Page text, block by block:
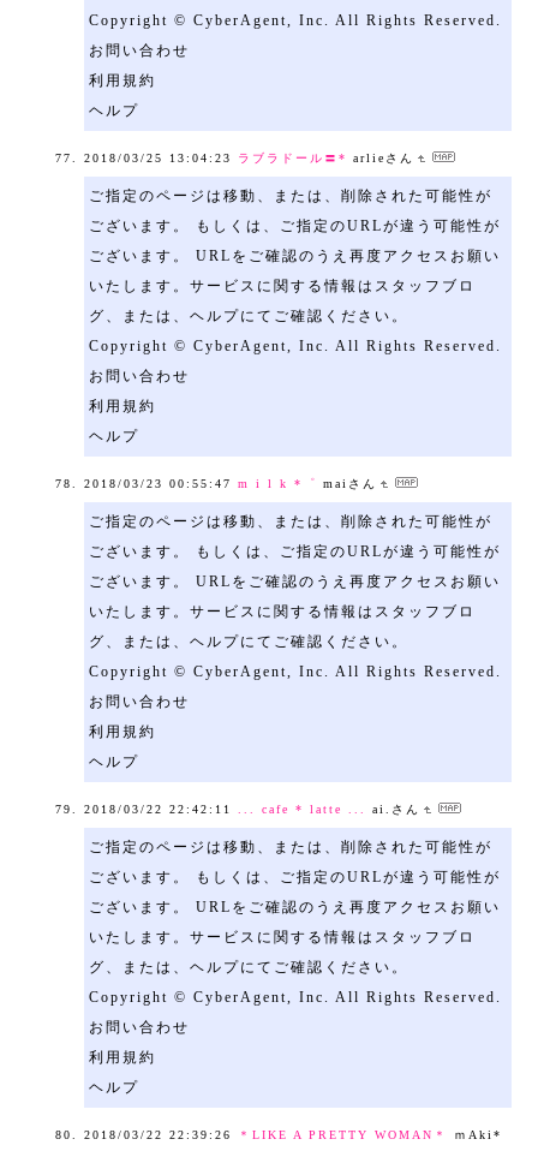
Copyright © CyberAgent, Inc. All Rights Reserved.
お問い合わせ
利用規約
ヘルプ
2018/03/25 13:04:23 ラブラドール〓* arlieさん
ご指定のページは移動、または、削除された可能性が
ございます。 もしくは、ご指定のURLが違う可能性が
ございます。 URLをご確認のうえ再度アクセスお願い
いたします。サービスに関する情報はスタッフブロ
グ、または、ヘルプにてご確認ください。
Copyright © CyberAgent, Inc. All Rights Reserved.
お問い合わせ
利用規約
ヘルプ
2018/03/23 00:55:47 m i l k *゜ maiさん
ご指定のページは移動、または、削除された可能性が
ございます。 もしくは、ご指定のURLが違う可能性が
ございます。 URLをご確認のうえ再度アクセスお願い
いたします。サービスに関する情報はスタッフブロ
グ、または、ヘルプにてご確認ください。
Copyright © CyberAgent, Inc. All Rights Reserved.
お問い合わせ
利用規約
ヘルプ
2018/03/22 22:42:11 ... cafe * latte ... ai.さん
ご指定のページは移動、または、削除された可能性が
ございます。 もしくは、ご指定のURLが違う可能性が
ございます。 URLをご確認のうえ再度アクセスお願い
いたします。サービスに関する情報はスタッフブロ
グ、または、ヘルプにてご確認ください。
Copyright © CyberAgent, Inc. All Rights Reserved.
お問い合わせ
利用規約
ヘルプ
2018/03/22 22:39:26 ＊LIKE A PRETTY WOMAN＊ ｍAki*